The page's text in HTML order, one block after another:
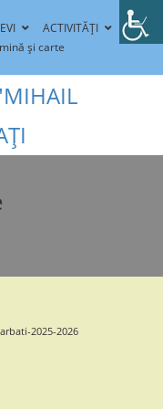
ACTIVITĂȚI
și carte
2025-2026